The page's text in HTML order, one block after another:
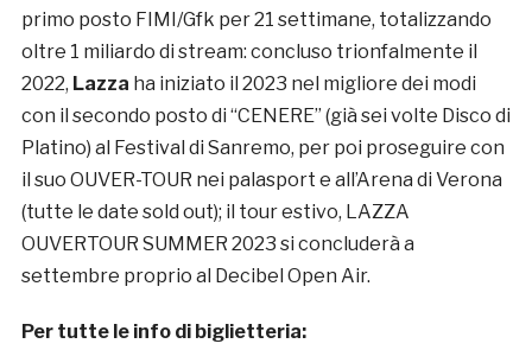
primo posto FIMI/Gfk per 21 settimane, totalizzando
oltre 1 miliardo di stream: concluso trionfalmente il
2022, Lazza ha iniziato il 2023 nel migliore dei modi
con il secondo posto di “CENERE” (già sei volte Disco di
Platino) al Festival di Sanremo, per poi proseguire con
il suo OUVER-TOUR nei palasport e all’Arena di Verona
(tutte le date sold out); il tour estivo, LAZZA
OUVERTOUR SUMMER 2023 si concluderà a
settembre proprio al Decibel Open Air.
Per tutte le info di biglietteria: